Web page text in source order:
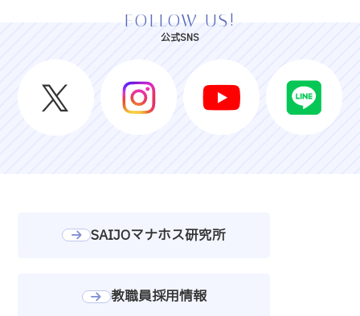
FOLLOW US!
公式SNS
SAIJOマナホス研究所
教職員採用情報